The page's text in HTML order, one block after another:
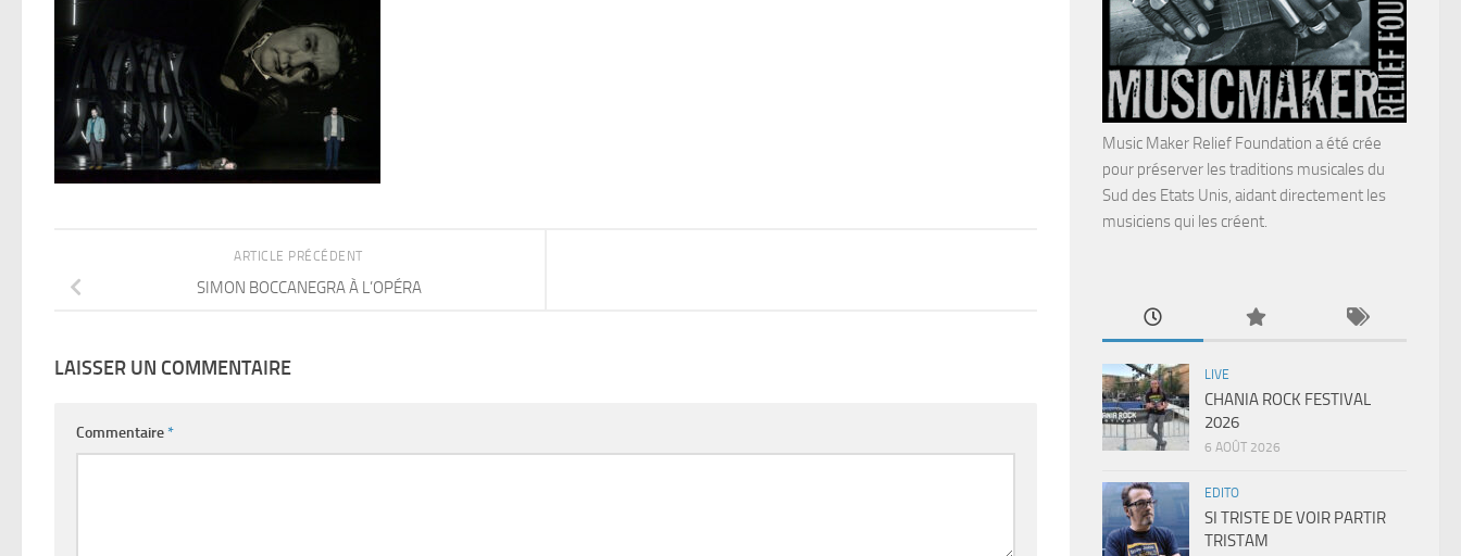
ARTICLE PRÉCÉDENT
SIMON BOCCANEGRA À L’OPÉRA
LAISSER UN COMMENTAIRE
Commentaire*
Music Maker Relief Foundation a été crée
pour préserver les traditions musicales du
Sud des Etats Unis, aidant directement les
musiciens qui les créent.
LIVE
CHANIA ROCK FESTIVAL
2026
6 AOÛT 2026
EDITO
SI TRISTE DE VOIR PARTIR
TRISTAM